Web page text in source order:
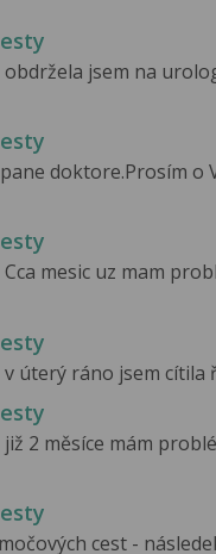
jsem na
doktore.Prosím o
mesic uz mam
úterý ráno jsem cítila
2 měsíce mám
cest -